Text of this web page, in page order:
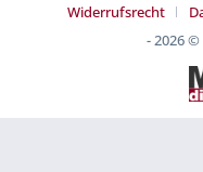
Widerrufsrecht
- 2026